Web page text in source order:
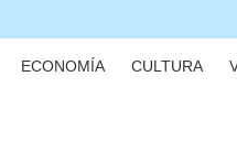
ECONOMÍA CULTURA